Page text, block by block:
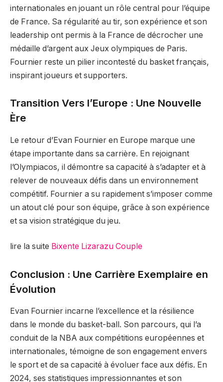
internationales en jouant un rôle central pour l’équipe
de France. Sa régularité au tir, son expérience et son
leadership ont permis à la France de décrocher une
médaille d’argent aux Jeux olympiques de Paris.
Fournier reste un pilier incontesté du basket français,
inspirant joueurs et supporters.
Transition Vers l’Europe : Une Nouvelle
Ère
Le retour d’Evan Fournier en Europe marque une
étape importante dans sa carrière. En rejoignant
l’Olympiacos, il démontre sa capacité à s’adapter et à
relever de nouveaux défis dans un environnement
compétitif. Fournier a su rapidement s’imposer comme
un atout clé pour son équipe, grâce à son expérience
et sa vision stratégique du jeu.
lire la suite Bixente Lizarazu Couple
Conclusion : Une Carrière Exemplaire en
Évolution
Evan Fournier incarne l’excellence et la résilience
dans le monde du basket-ball. Son parcours, qui l’a
conduit de la NBA aux compétitions européennes et
internationales, témoigne de son engagement envers
le sport et de sa capacité à évoluer face aux défis. En
2024, ses statistiques impressionnantes et son